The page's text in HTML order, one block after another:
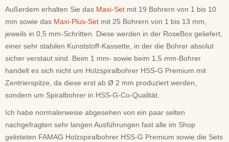
Außerdem erhalten Sie das Maxi-Set mit 19 Bohrern von 1 bis 10
mm sowie das Maxi-Plus-Set mit 25 Bohrern von 1 bis 13 mm,
jeweils in 0,5 mm-Schritten. Diese werden in der RoseBox geliefert,
einer sehr stabilen Kunststoff-Kassette, in der die Bohrer absolut
sicher verstaut sind. Beim 1 mm- sowie beim 1,5 mm-Bohrer
handelt es sich nicht um Holzspiralbohrer HSS-G Premium mit
Zentrierspitze, da diese erst ab Ø 2 mm produziert werden,
sondern um Spiralbohrer in HSS-G-Co-Qualität.
Ich habe normalerweise abgesehen von ein paar selten
nachgefragten sehr langen Ausführungen fast alle im Shop
gelisteten FAMAG Holzspiralbohrer HSS-G Premium sowie die Sets